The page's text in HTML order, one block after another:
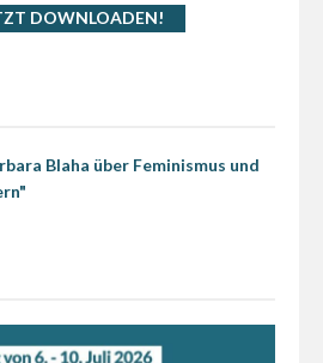
DOWNLOADEN!
Blaha über Feminismus und